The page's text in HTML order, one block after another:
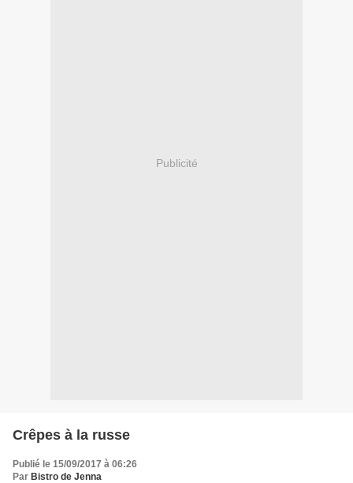
Publicité
Crêpes à la russe
Publié le 15/09/2017 à 06:26
Par Bistro de Jenna